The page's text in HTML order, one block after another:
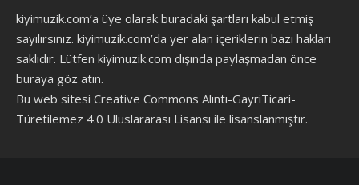
kiyimuzik.com’a üye olarak buradaki şartları kabul etmiş
sayılırsınız. kiyimuzik.com’da yer alan içeriklerin bazı hakları
saklıdır. Lütfen kiyimuzik.com dışında paylaşmadan önce
buraya göz atın.
Bu web sitesi Creative Commons Alıntı-GayriTicari-
Türetilemez 4.0 Uluslararası Lisansı ile lisanslanmıştır.